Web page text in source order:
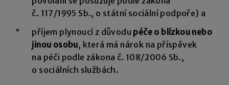
č. 117/1995 Sb., o státní sociální podpoře) a
příjem plynoucí z důvodu péče o blízkou nebo
jinou osobu, která má nárok na příspěvek
na péči podle zákona č. 108/2006 Sb.,
o sociálních službách.